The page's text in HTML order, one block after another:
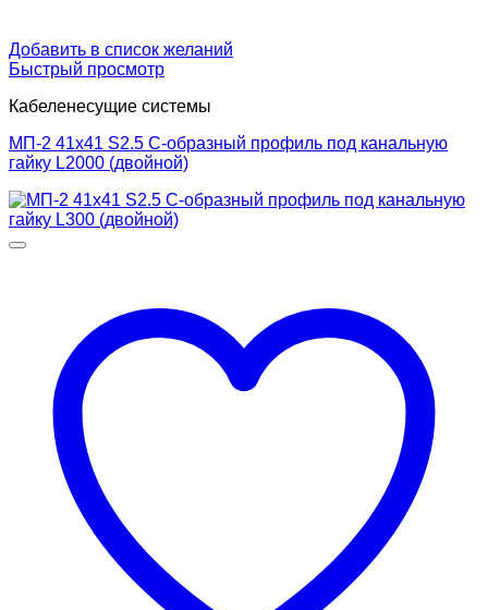
Добавить в список желаний
Быстрый просмотр
Кабеленесущие системы
МП-2 41х41 S2.5 С-образный профиль под канальную
гайку L2000 (двойной)